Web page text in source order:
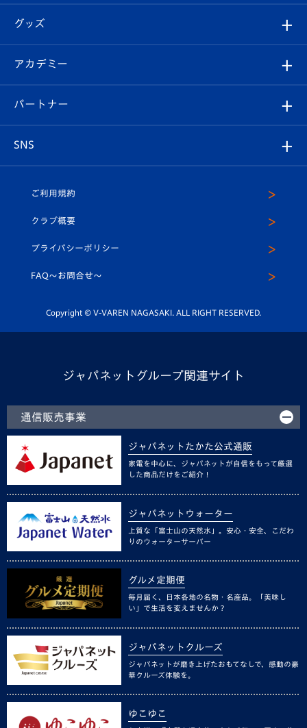
チケット
イベント
メディア
ホームタウン
スタッフプロフィール
マスコット紹介
平和祈念活動
ホームタウン活動
はじめての観戦ガイド
Revive Team
ヴィヴィくんの長崎おもてなしガイド
フォトギャラリー
スタジアムグルメ
チケット
V-LOVERS（ファンクラブ）
プレイヤーズスイート
グッズ
オンラインショップ
店舗情報
アカデミー
育成からのお知らせ
U-18
スクール
パートナー
SNS
ヴィヴィくんインスタグラム
公式LINE＠
ご利用規約
クラブ概要
プライバシーポリシー
FAQ〜お問合せ〜
Copyright © V-VAREN NAGASAKI. ALL RIGHT RESERVED.
ジャパネットグループ関連サイト
通信販売事業
ジャパネットたかた公式通販
家電を中心に、ジャパネットが自信をもって厳選
した商品だけをご紹介！
ジャパネットウォーター
上質な「富士山の天然水」。安心・安全、こだわ
りのウォーターサーバー
グルメ定期便
毎月届く、日本各地の名物・名産品。「美味し
い」で生活を変えませんか？
ジャパネットクルーズ
ジャパネットが磨き上げたおもてなしで、感動の豪
華クルーズ体験を。
ゆこゆこ